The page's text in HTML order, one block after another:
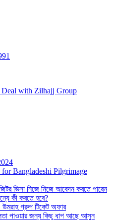
Deal with Zilhajj Group
Bangladeshi Pilgrimage
ভিসা নিজে নিজে আবেদন করতে পারেন
কী করতে হবে?
উমরাহ গ্রুপ টিকেট অফার
পাওয়ার জন্য কিছু ধাপ আছে আসুন